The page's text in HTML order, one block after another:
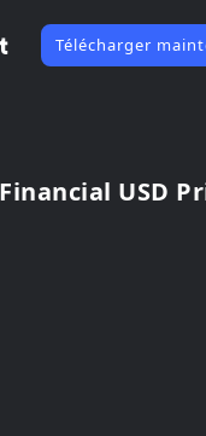
Télécharger
USD